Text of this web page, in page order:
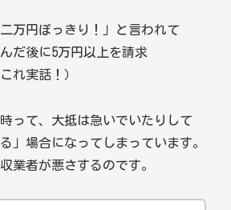
万円ぽっきり！」と言われて
だ後に5万円以上を請求
れ実話！）
って、大抵は急いでいたりして
」場合になってしまっています。
業者が悪さするのです。